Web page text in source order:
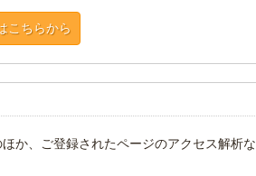
こちらから
か、ご登録されたページのアクセス解析な